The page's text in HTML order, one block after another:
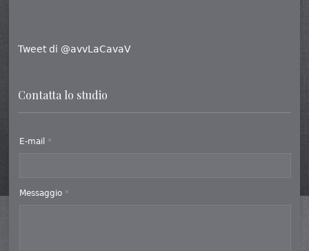
Tweet di @avvLaCavaV
Contatta lo studio
E-mail *
Messaggio *